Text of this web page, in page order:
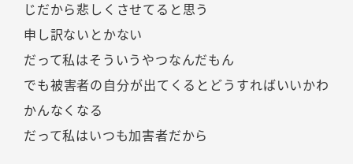
じだから悲しくさせてると思う
申し訳ないとかない
だって私はそういうやつなんだもん
でも被害者の自分が出てくるとどうすればいいかわ
かんなくなる
だって私はいつも加害者だから